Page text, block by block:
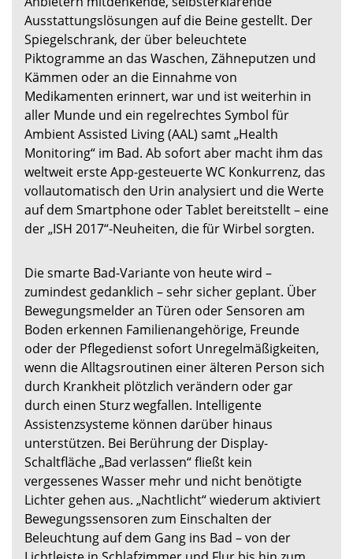
Ausstattungslösungen auf die Beine gestellt. Der
Spiegelschrank, der über beleuchtete
Piktogramme an das Waschen, Zähneputzen und
Kämmen oder an die Einnahme von
Medikamenten erinnert, war und ist weiterhin in
aller Munde und ein regelrechtes Symbol für
Ambient Assisted Living (AAL) samt „Health
Monitoring“ im Bad. Ab sofort aber macht ihm das
weltweit erste App-gesteuerte WC Konkurrenz, das
vollautomatisch den Urin analysiert und die Werte
auf dem Smartphone oder Tablet bereitstellt – eine
der „ISH 2017“-Neuheiten, die für Wirbel sorgten.
Die smarte Bad-Variante von heute wird –
zumindest gedanklich – sehr sicher geplant. Über
Bewegungsmelder an Türen oder Sensoren am
Boden erkennen Familienangehörige, Freunde
oder der Pflegedienst sofort Unregelmäßigkeiten,
wenn die Alltagsroutinen einer älteren Person sich
durch Krankheit plötzlich verändern oder gar
durch einen Sturz wegfallen. Intelligente
Assistenzsysteme können darüber hinaus
unterstützen. Bei Berührung der Display-
Schaltfläche „Bad verlassen“ fließt kein
vergessenes Wasser mehr und nicht benötigte
Lichter gehen aus. „Nachtlicht“ wiederum aktiviert
Bewegungssensoren zum Einschalten der
Beleuchtung auf dem Gang ins Bad – von der